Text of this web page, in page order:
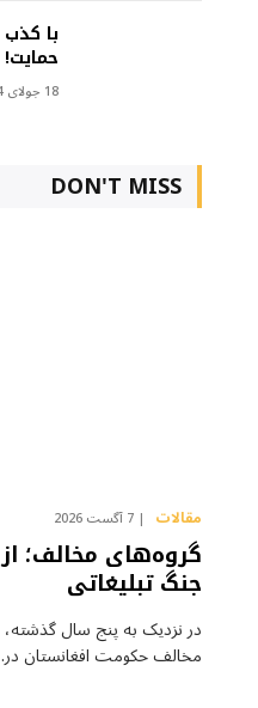
با
حمایت!
18 جولای 2024
DON'T MISS
مقالات 7 آگست 2026
گروه‌های مخالف؛
جنگ تبلیغاتی
در نزدیک به پنج سال
مخالف حکومت افغانستان